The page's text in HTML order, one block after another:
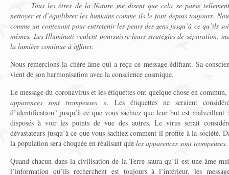
Tous les êtres de la Nature me disent que cela se passe
nettoyer et d’équilibrer les humains comme ils le font depuis toujours.
comme un contenant pour entretenir les peurs des gens jusqu’à ce qu’ils
mêmes. Les Illuminati veulent poursuivre leurs stratégies de séparation,
la lumière continue à affluer.
Nous remercions la chère âme qui a reçu ce message édifiant. Sa
vient de son harmonisation avec la conscience cosmique.
Le message du coronavirus et les étiquettes ont quelque chose en
apparences sont trompeuses ».
Les étiquettes ne seraient
d’identification" jusqu’à ce que vous sachiez que leur but est malveillant
disposés à voir les points de vue des autres. Le virus serait
dévastateurs jusqu’à ce que vous sachiez comment il profite à la société.
la population sera choquée en réalisant que les apparences sont trompeuses.
Quand chacun dans la civilisation de la Terre saura qu’il est une âme
l’information qu’ils recherchent est toujours à l’intérieur, les